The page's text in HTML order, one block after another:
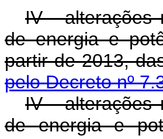
IV - alterações
de energia e
partir de
pelo Decreto nº
IV - alterações
de energia e